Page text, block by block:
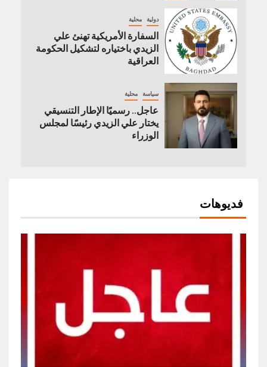
دولية محلية
السفارة الأمريكية تهنئ علي
الزيدي باختياره لتشكيل الحكومة
العراقية
سياسة محلية
عاجل.. رسميًا الإطار التنسيقي
يختار علي الزيدي رئيسًا لمجلس
الوزراء
فديوهات